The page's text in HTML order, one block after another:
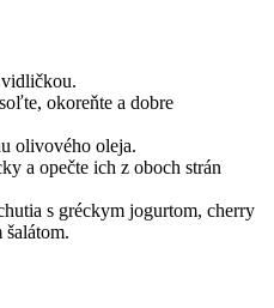
okoreňte a dobre
olivového oleja.
a opečte ich z oboch strán
s gréckym jogurtom, cherry